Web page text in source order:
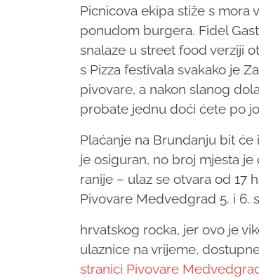
Picnicova ekipa stiže s mora
ponudom burgera. Fidel
snalaze u street food verziji
s Pizza festivala svakako je
pivovare, a nakon slanog
probate jednu doći ćete po
Plaćanje na Brundanju bit će
je osiguran, no broj mjesta
ranije – ulaz se otvara od 17
Pivovare Medvedgrad 5. i 6.
hrvatskog rocka, jer ovo je
ulaznice na vrijeme,
stranici Pivovare